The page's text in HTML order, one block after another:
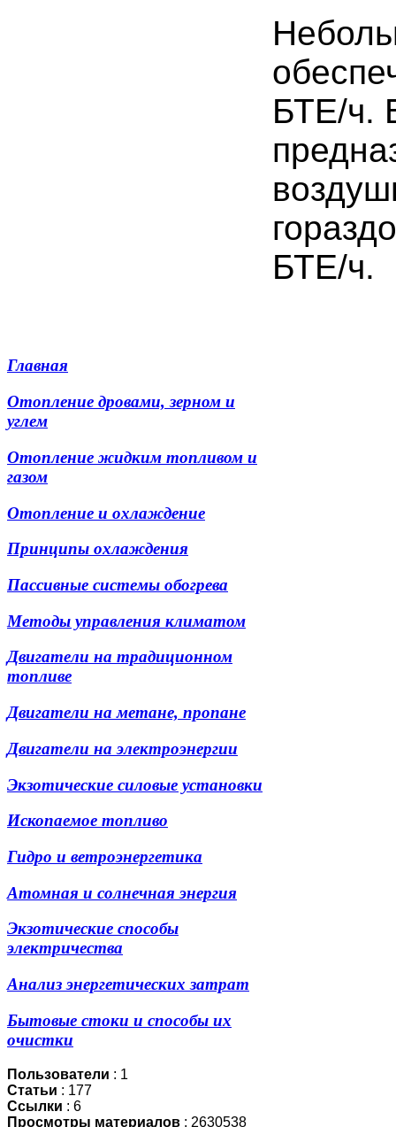
БТЕ/ч.
БТЕ/ч.
Главная
Отопление дровами, зерном и
углем
Отопление жидким топливом и
газом
Отопление и охлаждение
Принципы охлаждения
Пассивные системы обогрева
Методы управления климатом
Двигатели на традиционном
топливе
Двигатели на метане, пропане
Двигатели на электроэнергии
Экзотические силовые установки
Ископаемое топливо
Гидро и ветроэнергетика
Атомная и солнечная энергия
Экзотические способы
электричества
Анализ энергетических затрат
Бытовые стоки и способы их
очистки
Пользователи : 1
Статьи : 177
Ссылки : 6
Просмотры материалов : 2630538